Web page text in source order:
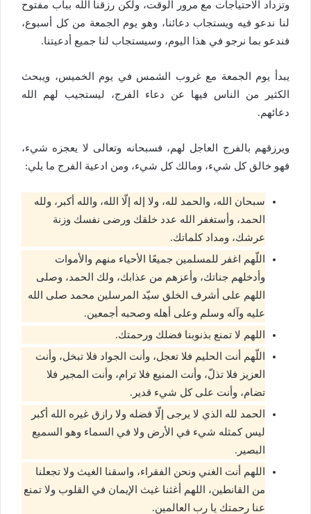
وتزداد الاحتياجات مع مرور الوقت، ولكن رزقنا الله بباب مفتوح
لنا ندعو فيه ويستجاب دعائنا، وهو يوم الجمعة من كل أسبوع،
فندعو بما نرجو في هذا اليوم، وسيستجاب لنا جميع أدعيتنا.
يبدأ يوم الجمعة مع غروب الشمس في يوم الخميس، ويبحث
الكثير من الناس فيها عن دعاء الفرج، ليستجيب لهم الله
دعائهم.
ويرزقهم بالفرج العاجل لهم، فسبحانه وتعالى لا يعجزه شيء،
فهو خالق كل شيء، ومالك كل شيء، ومن ادعية الفرج ما يلي:
سبحان الله، والحمد لله، ولا إله إلّا الله، والله أكبر، ولله
الحمد، وأستغفر الله عدد خلقك ورضى نفسك وزنة
عرشك، ومداد كلماتك.
اللّهم اغفر للمسلمين جميعًا الأحياء منهم والأموات
وأدخلهم جناتك، وأعزهم من عذابك، ولك الحمد، وصلى
اللهم على أشرف الخلق سيّد المرسلين محمد صلى الله
عليه وآله وسلم وعلى أهله وصحبه أجمعين.
اللهم لا تمنع بذنوبنا فضلك ورحمتك.
اللّهم أنت الحليم فلا تعجل، وأنت الجواد فلا تبخل، وأنت
العزيز فلا تذلّ، وأنت المنيع فلا ترام، وأنت المجير فلا
تضام، وأنت على كل شيء قدير.
الحمد لله الذي لا يرجى إلّا فضله ولا رازق غيره الله أكبر
ليس كمثله شيء في الأرض ولا في السماء وهو السميع
البصير.
اللهم أنت الغني ونحن الفقراء، واسقنا الغيث ولا تجعلنا
من القانطين، اللهم أغثنا غيث الإيمان في القلوب ولا تمنع
عنا رحمتك يا رب العالمين.